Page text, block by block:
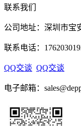
联系我们
公司地址：深圳市宝
联系电话：
QQ交谈 QQ交谈
电子邮箱：